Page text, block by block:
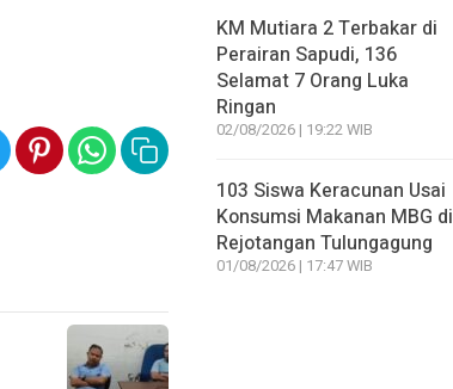
KM Mutiara 2 Terbakar di
Perairan Sapudi, 136
Selamat 7 Orang Luka
Ringan
02/08/2026 | 19:22 WIB
103 Siswa Keracunan Usai
Konsumsi Makanan MBG di
Rejotangan Tulungagung
01/08/2026 | 17:47 WIB